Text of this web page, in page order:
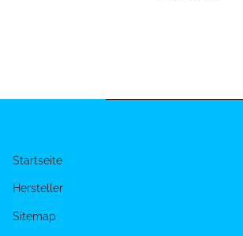
Startseite
Hersteller
Sitemap